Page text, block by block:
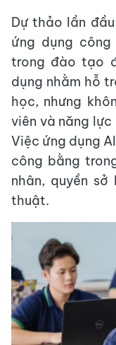
Dự thảo lần
ứng dụng
trong đào tạo
dụng nhằm hỗ
học, nhưng
viên và năng
Việc ứng dụng
công bằng
nhân, quyền
thuật.